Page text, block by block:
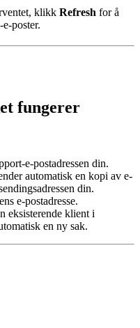
klikk Refresh for å
poster.
fungerer
e-postadressen din.
automatisk en kopi av e-
din.
e-postadresse.
eksisterende klient i
en ny sak.